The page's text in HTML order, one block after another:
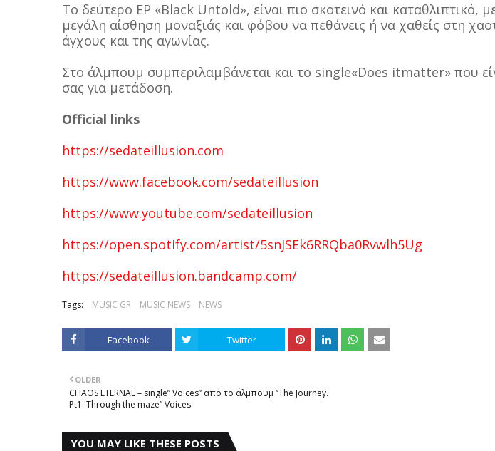
Το δεύτερο EP «Black Untold», είναι πιο σκοτεινό και καταθλιπτικό,
μεγάλη αίσθηση μοναξιάς και φόβου να πεθάνεις ή να χαθείς στη
άγχους και της αγωνίας.
Στο άλμπουμ συμπεριλαμβάνεται και το single«Does itmatter» που
σας για μετάδοση.
Official links
https://sedateillusion.com
https://www.facebook.com/sedateillusion
https://www.youtube.com/sedateillusion
https://open.spotify.com/artist/5snJSEk6RRQba0Rvwlh5Ug
https://sedateillusion.bandcamp.com/
Tags: MUSIC GR MUSIC NEWS NEWS
Facebook Twitter
OLDER
CHAOS ETERNAL – single” Voices” από το άλμπουμ “The Journey.
Pt1: Through the maze” Voices
YOU MAY LIKE THESE POSTS